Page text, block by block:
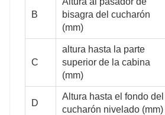
B
bisagra del cucharón
(mm)
C
altura hasta la parte
superior de la cabina
(mm)
D
Altura hasta el fondo del
cucharón nivelado (mm)
4070
3150